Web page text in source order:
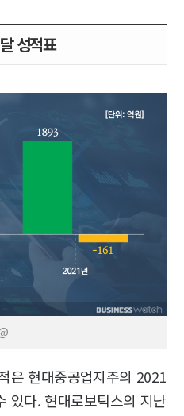
성적표
은 현대중공업지주의 2021
있다. 현대로보틱스의 지난